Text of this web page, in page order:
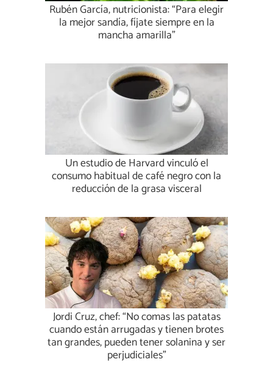
Rubén García, nutricionista: “Para elegir
la mejor sandía, fíjate siempre en la
mancha amarilla”
Un estudio de Harvard vinculó el
consumo habitual de café negro con la
reducción de la grasa visceral
Jordi Cruz, chef: “No comas las patatas
cuando están arrugadas y tienen brotes
tan grandes, pueden tener solanina y ser
perjudiciales”